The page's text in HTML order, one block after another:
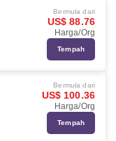
Bermula dari
US$ 88.76
Harga/Org
Tempah
Bermula dari
US$ 100.36
Harga/Org
Tempah